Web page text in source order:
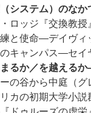
システム）のな
ッジ『交換教授
使命―デイヴィ
ャンパス―セイ
るか／を越える
谷から中庭（グ
の初期大学小説